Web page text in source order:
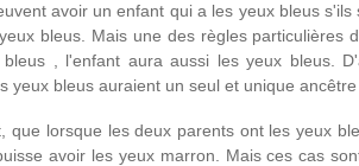
avoir un enfant qui a les yeux bleus s'ils
bleus. Mais une des règles particulières
, l'enfant aura aussi les yeux bleus.
yeux bleus auraient un seul et unique ancêtre
que lorsque les deux parents ont les yeux
avoir les yeux marron. Mais ces cas